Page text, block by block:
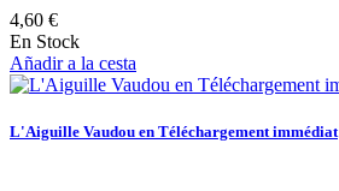
4,60 €
En Stock
Añadir a la cesta
L'Aiguille Vaudou en Téléchargement immédiat